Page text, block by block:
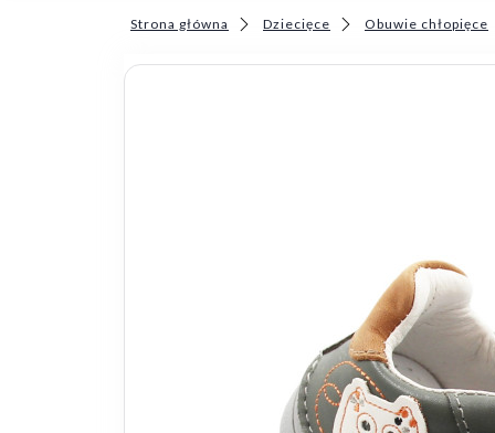
Strona główna Dziecięce Obuwie chłopięce